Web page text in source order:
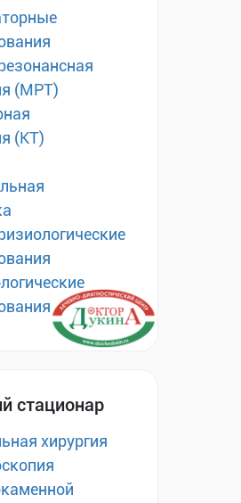
(МРТ)
(КТ)
стационар
хирургия